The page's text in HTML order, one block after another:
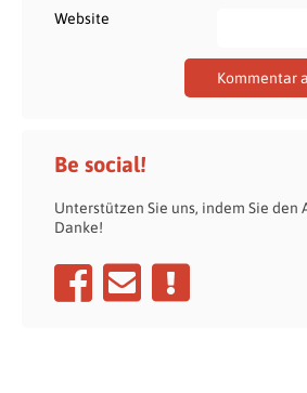
Website
Be social!
Unterstützen Sie uns, indem Sie den
Danke!